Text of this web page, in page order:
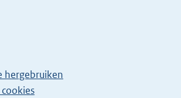
hergebruiken